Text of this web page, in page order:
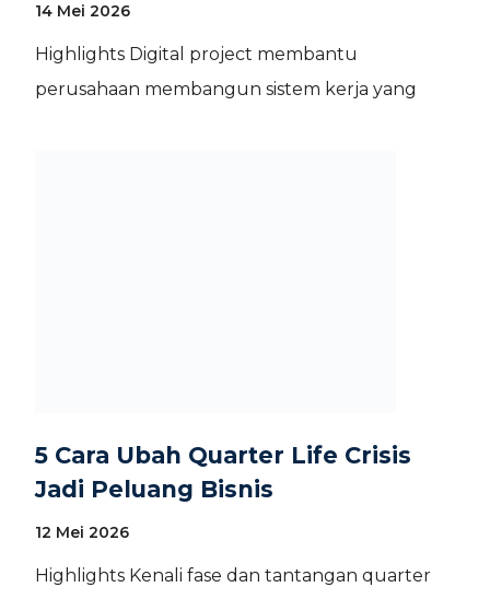
14 Mei 2026
Highlights Digital project membantu
perusahaan membangun sistem kerja yang
5 Cara Ubah Quarter Life Crisis
Jadi Peluang Bisnis
12 Mei 2026
Highlights Kenali fase dan tantangan quarter